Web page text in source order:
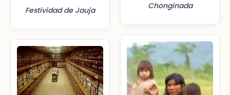
Festividad de Jauja Chonginada